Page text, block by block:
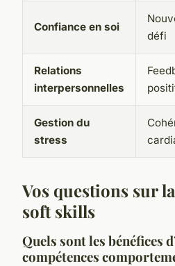
Confiance en soi
défi
Relations
interpersonnelles
Gestion du
stress
Vos questions sur
soft skills
Quels sont les bénéfices
compétences